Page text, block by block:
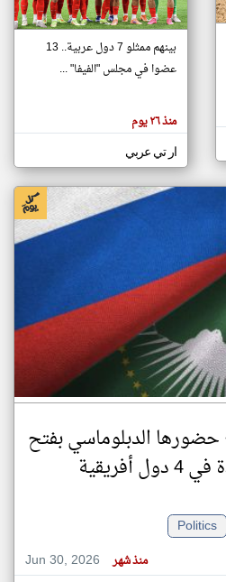
تغيير الدولة
اخبار جزر القمر على مدار الساعة
أهم اخبار جزر القمر العاجلة والمباشرة
بينهم ممثلو 7 دول عربية.. 13
عضوا في مجلس "الفيفا" ...
منذ ٢٦ يوم
ار تي عربي
الدبلوماسي بفتح
Politics
Jun 30, 2026
منذ شهر
klyoum.com